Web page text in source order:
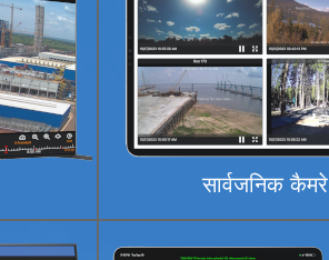
सार्वजनिक कैमरे